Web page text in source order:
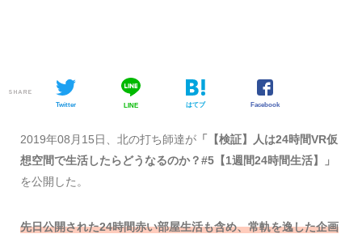
SHARE
Twitter LINE はてブ Facebook
2019年08月15日、北の打ち師達が 「【検証】人は24時間VR仮
想空間で生活したらどうなるのか？#5【1週間24時間生活】」
を公開した。
先日公開された24時間赤い部屋生活も含め、常軌を逸した企画